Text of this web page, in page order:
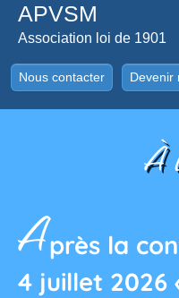
AllerAPVSM
Association loi de 1901
Nous contacter Devenir
À
Après la
4 juillet 2026